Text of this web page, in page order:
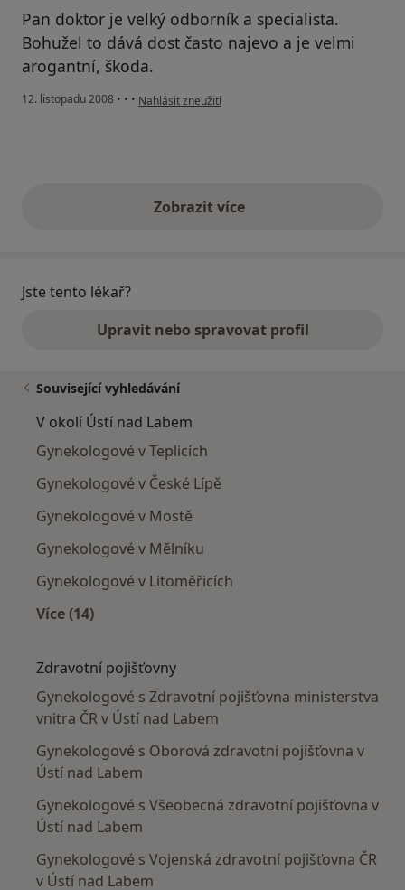
Pan doktor je velký odborník a specialista.
Bohužel to dává dost často najevo a je velmi
arogantní, škoda.
12. listopadu 2008 • • • podle názoru uživatele Jan
Nahlásit zneužití
Zobrazit vícevýše uvedené názory
Jste tento lékař?
Upravit nebo spravovat profil
Související vyhledávání
V okolí Ústí nad Labem
Gynekologové v Teplicích
Gynekologové v České Lípě
Gynekologové v Mostě
Gynekologové v Mělníku
Gynekologové v Litoměřicích
Více (14)
Zdravotní pojišťovny
Gynekologové s Zdravotní pojišťovna ministerstva
vnitra ČR v Ústí nad Labem
Gynekologové s Oborová zdravotní pojišťovna v
Ústí nad Labem
Gynekologové s Všeobecná zdravotní pojišťovna v
Ústí nad Labem
Gynekologové s Vojenská zdravotní pojišťovna ČR
v Ústí nad Labem